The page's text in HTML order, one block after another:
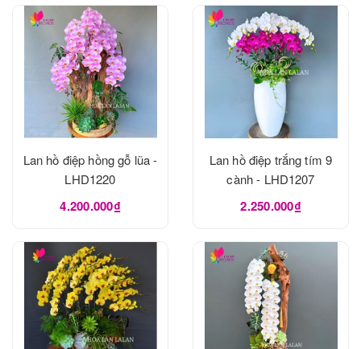
Lan hồ điệp hồng gỗ lũa -
LHD1220
4.200.000₫
Lan hồ điệp trắng tím 9
cành - LHD1207
2.250.000₫